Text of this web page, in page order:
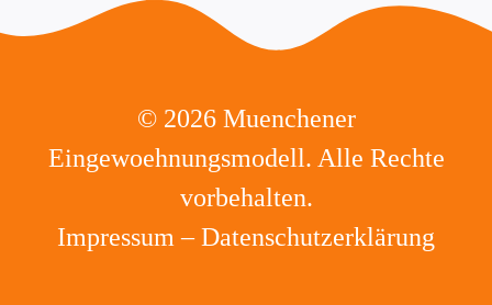
© 2026 Muenchener
Eingewoehnungsmodell. Alle Rechte
vorbehalten.
Impressum –Datenschutzerklärung